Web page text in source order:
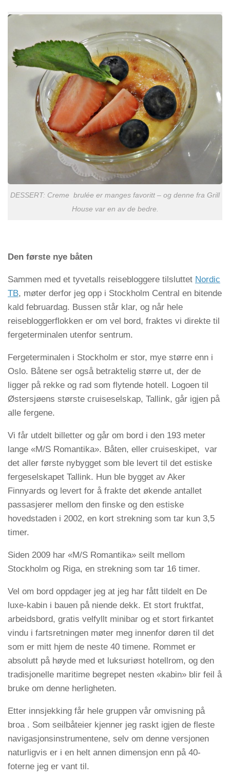
DESSERT: Creme brulée er manges favoritt – og denne fra Grill
House var en av de bedre.
Den første nye båten
Sammen med et tyvetalls reisebloggere tilsluttet Nordic
TB, møter derfor jeg opp i Stockholm Central en bitende
kald februardag. Bussen står klar, og når hele
reisebloggerflokken er om vel bord, fraktes vi direkte til
fergeterminalen utenfor sentrum.
Fergeterminalen i Stockholm er stor, mye større enn i
Oslo. Båtene ser også betraktelig større ut, der de
ligger på rekke og rad som flytende hotell. Logoen til
Østersjøens største cruiseselskap, Tallink, går igjen på
alle fergene.
Vi får utdelt billetter og går om bord i den 193 meter
lange «M/S Romantika». Båten, eller cruiseskipet, var
det aller første nybygget som ble levert til det estiske
fergeselskapet Tallink. Hun ble bygget av Aker
Finnyards og levert for å frakte det økende antallet
passasjerer mellom den finske og den estiske
hovedstaden i 2002, en kort strekning som tar kun 3,5
timer.
Siden 2009 har «M/S Romantika» seilt mellom
Stockholm og Riga, en strekning som tar 16 timer.
Vel om bord oppdager jeg at jeg har fått tildelt en De
luxe-kabin i bauen på niende dekk. Et stort fruktfat,
arbeidsbord, gratis velfyllt minibar og et stort firkantet
vindu i fartsretningen møter meg innenfor døren til det
som er mitt hjem de neste 40 timene. Rommet er
absolutt på høyde med et luksuriøst hotellrom, og den
tradisjonelle maritime begrepet nesten «kabin» blir feil å
bruke om denne herligheten.
Etter innsjekking får hele gruppen vår omvisning på
broa . Som seilbåteier kjenner jeg raskt igjen de fleste
navigasjonsinstrumentene, selv om denne versjonen
naturligvis er i en helt annen dimensjon enn på 40-
foterne jeg er vant til.